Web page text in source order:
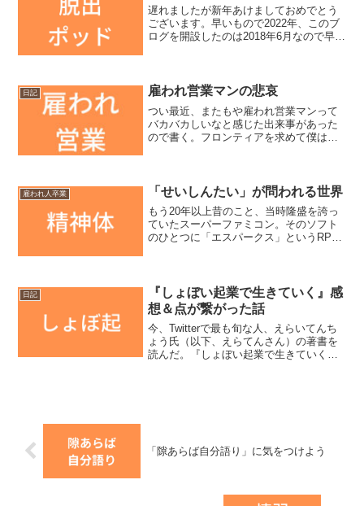
遅れましたが新年あけましておめでとう
ございます。早いもので2022年、このブ
ログを開設したのは2018年6月なので早い
て昨年末...
日記 雇われ営業マンの悲哀
つい最近、またもや雇われ営業マンって
バカバカしいなと感じた出来事があった
ので書く。フロンティアを求めて僕は化
るタイプの営業を心がけて...
雇われ人卒業 「せいしんたい」が問われる世界
もう20年以上昔のこと、当時隆盛を誇っ
ていたスーパーファミコン。そのソフト
のひとつに「エスパークス」というRPG
ス」あらすじ本作の主人...
日記
『しょぼい起業で生きていく』感
想＆点が繋がった話
今、Twitterで最も旬な人、えらいてんち
ょう氏（以下、えらてんさん）の著書を
読んだ。『しょぼい起業で生きていく』
「隙あらば自分語り」に気をつけよう